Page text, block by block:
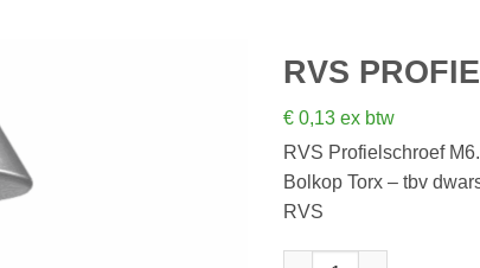
RVS
€ 0,13 ex btw
RVS Profielschroef
Bolkop Torx – tbv
RVS
RVS Profielschroef